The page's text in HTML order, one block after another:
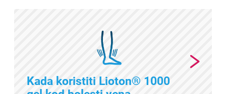
Kada koristiti Lioton® 1000